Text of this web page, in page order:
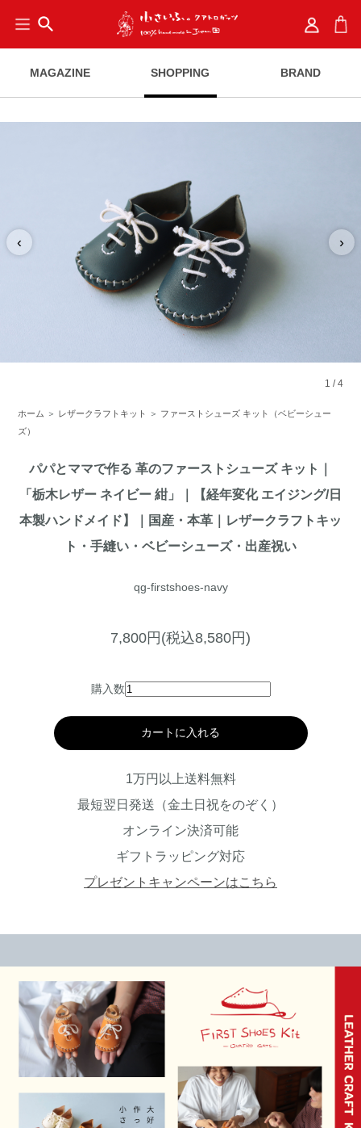
search
MAGAZINE SHOPPING BRAND
‹ ›
1 /4
ホーム ＞ レザークラフトキット ＞ ファーストシューズ キット（ベビーシュー
ズ）
パパとママで作る 革のファーストシューズ キット｜
「栃木レザー ネイビー 紺」｜【経年変化 エイジング/日
本製ハンドメイド】｜国産・本革｜レザークラフトキッ
ト・手縫い・ベビーシューズ・出産祝い
qg-firstshoes-navy
7,800円(税込8,580円)
購入数
カートに入れる
1万円以上送料無料
最短翌日発送（金土日祝をのぞく）
オンライン決済可能
ギフトラッピング対応
プレゼントキャンペーンはこちら